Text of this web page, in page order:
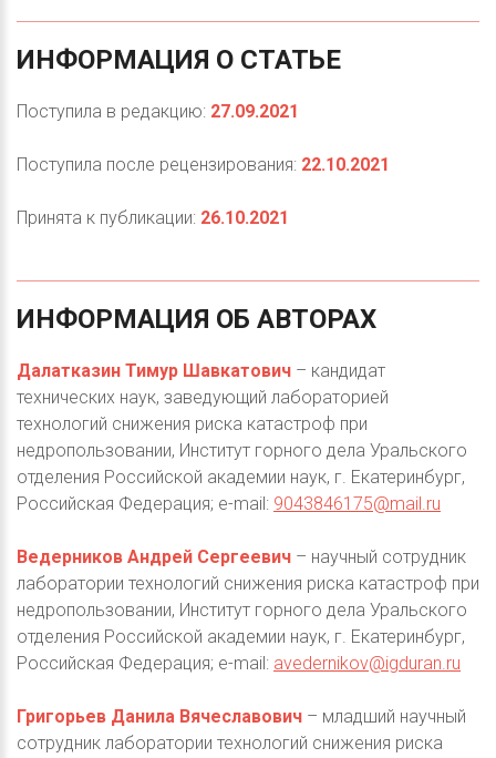
ИНФОРМАЦИЯ О СТАТЬЕ
Поступила в редакцию: 27.09.2021
Поступила после рецензирования: 22.10.2021
Принята к публикации: 26.10.2021
ИНФОРМАЦИЯ ОБ АВТОРАХ
Далатказин Тимур Шавкатович – кандидат
технических наук, заведующий лабораторией
технологий снижения риска катастроф при
недропользовании, Институт горного дела Уральского
отделения Российской академии наук, г. Екатеринбург,
Российская Федерация; e-mail: 9043846175@mail.ru
Ведерников Андрей Сергеевич – научный сотрудник
лаборатории технологий снижения риска катастроф при
недропользовании, Институт горного дела Уральского
отделения Российской академии наук, г. Екатеринбург,
Российская Федерация; e-mail: avedernikov@igduran.ru
Григорьев Данила Вячеславович – младший научный
сотрудник лаборатории технологий снижения риска